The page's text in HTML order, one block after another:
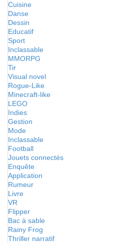
Cuisine
Danse
Dessin
Educatif
Sport
Inclassable
MMORPG
Tir
Visual novel
Rogue-Like
Minecraft-like
LEGO
Indies
Gestion
Mode
Inclassable
Football
Jouets connectés
Enquête
Application
Rumeur
Livre
VR
Flipper
Bac à sable
Rainy Frog
Thriller narratif